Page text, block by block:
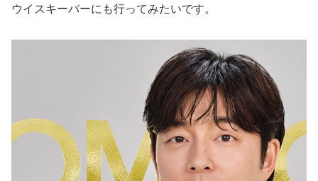
ウイスキーバーにも行ってみたいです。